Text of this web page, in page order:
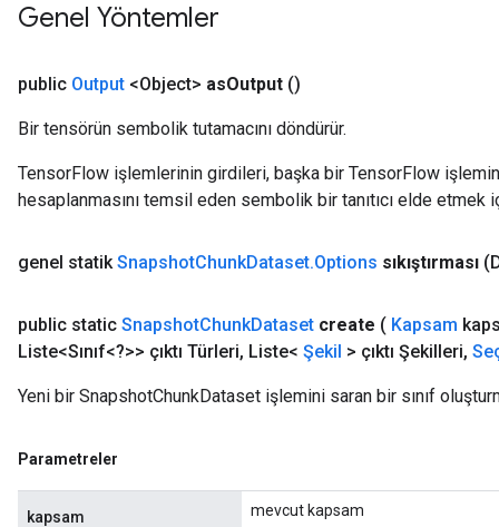
Genel Yöntemler
public Output <Object> asOutput ()
Bir tensörün sembolik tutamacını döndürür.
TensorFlow işlemlerinin girdileri, başka bir TensorFlow
hesaplanmasını temsil eden sembolik bir tanıtıcı elde etmek
genel statikSnapshotChunkDataset.Options sıkıştırması
public static SnapshotChunkDataset create ( Kapsam
Liste<Sınıf<?>> çıktı Türleri, Liste< Şekil > çıktı Şekilleri,
Yeni bir SnapshotChunkDataset işlemini saran bir sınıf
Parametreler
kapsam mevcut kapsam